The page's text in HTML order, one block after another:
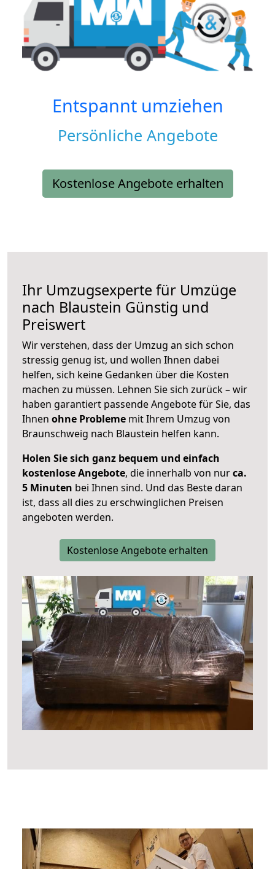
Entspannt umziehen
Persönliche Angebote
Kostenlose Angebote erhalten
Ihr Umzugsexperte für Umzüge
nach Blaustein Günstig und
Preiswert
Wir verstehen, dass der Umzug an sich schon
stressig genug ist, und wollen Ihnen dabei
helfen, sich keine Gedanken über die Kosten
machen zu müssen. Lehnen Sie sich zurück – wir
haben garantiert passende Angebote für Sie, das
Ihnen ohne Probleme mit Ihrem Umzug von
Braunschweig nach Blaustein helfen kann.
Holen Sie sich ganz bequem und einfach
kostenlose Angebote, die innerhalb von nurca.
5 Minuten bei Ihnen sind. Und das Beste daran
ist, dass all dies zu erschwinglichen Preisen
angeboten werden.
Kostenlose Angebote erhalten